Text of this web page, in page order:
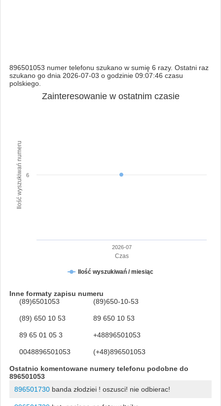
896501053 numer telefonu szukano w sumię 6 razy. Ostatni raz
szukano go dnia 2026-07-03 o godzinie 09:07:46 czasu
polskiego.
Czas
Ilość wyszukiwań numeru
Zainteresowanie w ostatnim czasie
Ilość wyszukiwań / miesiąc
2026-07
6
Inne formaty zapisu numeru
(89)6501053
(89)650-10-53
(89) 650 10 53 89 650 10 53
89 65 01 05 3 +48896501053
0048896501053 (+48)896501053
Ostatnio komentowane numery telefonu podobne do
896501053
896501730banda złodziei ! oszusci! nie odbierac!